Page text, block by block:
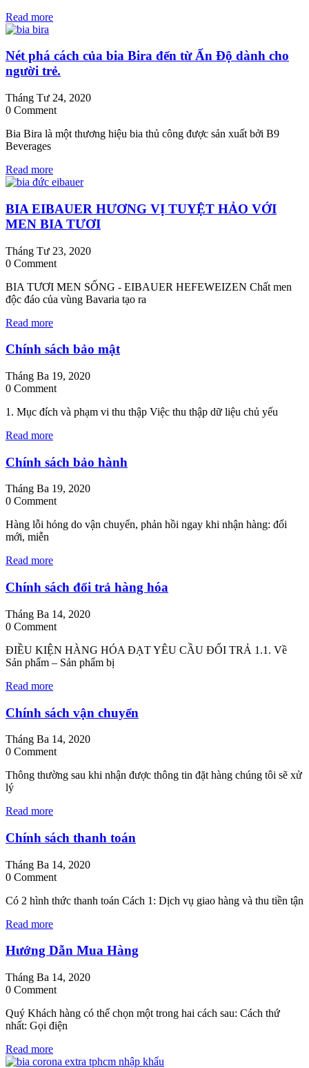
Read more
Nét phá cách của bia Bira đến từ Ấn Độ dành cho
người trẻ.
Tháng Tư 24, 2020
0 Comment
Bia Bira là một thương hiệu bia thủ công được sản xuất bởi B9
Beverages
Read more
BIA EIBAUER HƯƠNG VỊ TUYỆT HẢO VỚI
MEN BIA TƯƠI
Tháng Tư 23, 2020
0 Comment
BIA TƯƠI MEN SỐNG - EIBAUER HEFEWEIZEN Chất men
độc đáo của vùng Bavaria tạo ra
Read more
Chính sách bảo mật
Tháng Ba 19, 2020
0 Comment
1. Mục đích và phạm vi thu thập Việc thu thập dữ liệu chủ yếu
Read more
Chính sách bảo hành
Tháng Ba 19, 2020
0 Comment
Hàng lỗi hỏng do vận chuyển, phản hồi ngay khi nhận hàng: đổi
mới, miễn
Read more
Chính sách đổi trả hàng hóa
Tháng Ba 14, 2020
0 Comment
ĐIỀU KIỆN HÀNG HÓA ĐẠT YÊU CẦU ĐỔI TRẢ 1.1. Về
Sản phẩm – Sản phẩm bị
Read more
Chính sách vận chuyển
Tháng Ba 14, 2020
0 Comment
Thông thường sau khi nhận được thông tin đặt hàng chúng tôi sẽ xử
lý
Read more
Chính sách thanh toán
Tháng Ba 14, 2020
0 Comment
Có 2 hình thức thanh toán Cách 1: Dịch vụ giao hàng và thu tiền tận
Read more
Hướng Dẫn Mua Hàng
Tháng Ba 14, 2020
0 Comment
Quý Khách hàng có thể chọn một trong hai cách sau: Cách thứ
nhất: Gọi điện
Read more